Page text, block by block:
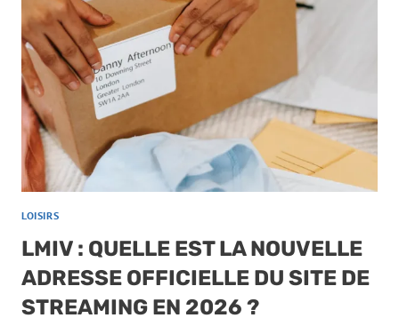
LOISIRS
LMIV : QUELLE EST LA NOUVELLE
ADRESSE OFFICIELLE DU SITE DE
STREAMING EN 2026 ?